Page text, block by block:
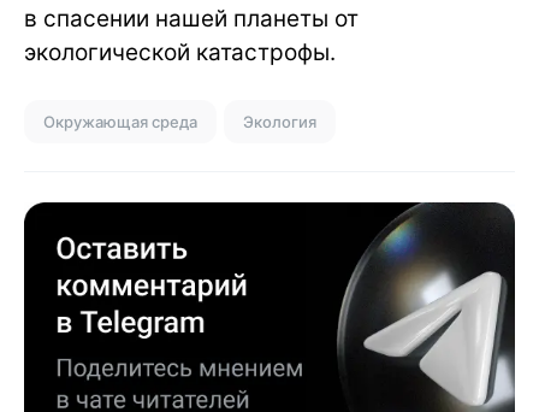
в спасении нашей планеты от
экологической катастрофы.
Окружающая среда Экология